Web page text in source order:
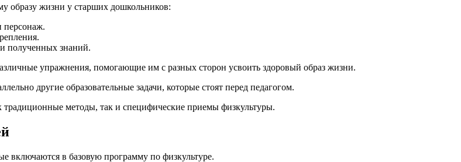
образу жизни у старших дошкольников:
персонаж.
полученных знаний.
упражнения, помогающие им с разных сторон усвоить здоровый образ жизни.
другие образовательные задачи, которые стоят перед педагогом.
методы, так и специфические приемы физкультуры.
включаются в базовую программу по физкультуре.